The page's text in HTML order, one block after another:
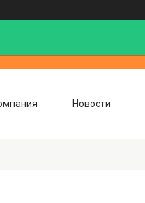
Новости